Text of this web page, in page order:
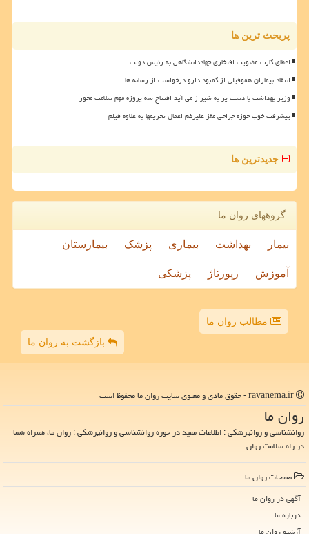
پربحث ترین ها
اعطای کارت عضویت افتخاری جهاددانشگاهی به رئیس دولت
انتقاد بیماران هموفیلی از کمبود دارو درخواست از رسانه ها
وزیر بهداشت با دست پر به شیراز می آید افتتاح سه پروژه مهم سلامت محور
پیشرفت خوب حوزه جراحی مغز علیرغم اعمال تحریمها به علاوه فیلم
جدیدترین ها
گروههای روان ما
بیمار بهداشت بیماری پزشک بیمارستان
آموزش رپورتاژ پزشکی
مطالب روان ما
بازگشت به روان ما
روان ما
روانشناسی و روانپزشکی : اطلاعات مفید در حوزه روانشناسی و روانپزشکی : روان ما، همراه شما
در راه سلامت روان
صفحات روان ما
آگهی در روان ما
درباره ما